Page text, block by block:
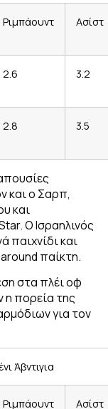
Ριμπάουντ Ασίστ
2.6 3.2
2.8 3.5
και ο Σαρπ,
και
Ο Ισραηλινός
παιχνίδι και
around παίκτη.
στα πλέι οφ
η πορεία της
για τον
Άβντιγια
Ριμπάουντ Ασίστ